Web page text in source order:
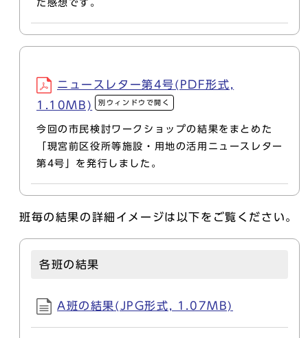
た感想です。
ニュースレター第4号(PDF形式,
1.10MB)
別ウィンドウで開く
今回の市民検討ワークショップの結果をまとめた
「現宮前区役所等施設・用地の活用ニュースレター
第4号」を発行しました。
班毎の結果の詳細イメージは以下をご覧ください。
各班の結果
A班の結果(JPG形式, 1.07MB)